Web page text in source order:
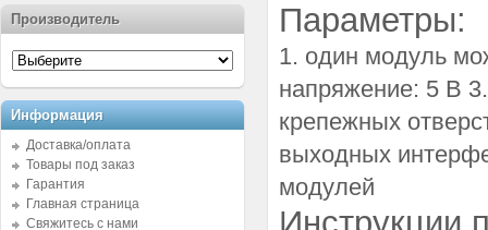
Параметры:
1. один модуль
напряжение: 5 В
крепежных
выходных
модулей
Производитель
Информация
Доставка/оплата
Товары под заказ
Гарантия
Главная страница
Свяжитесь с нами